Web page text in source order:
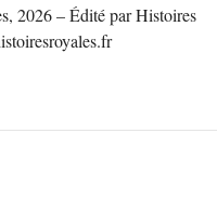
2026 – Édité par Histoires